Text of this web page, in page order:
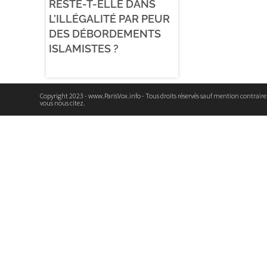
RESTE-T-ELLE DANS
L’ILLÉGALITÉ PAR PEUR
DES DÉBORDEMENTS
ISLAMISTES ?
Copyright 2023 - www.ParisVox.info - Tous droits réservés sauf mention
vous nous citez.